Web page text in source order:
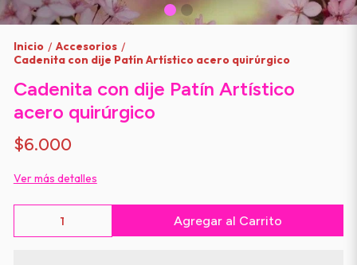
Inicio / Accesorios /
Cadenita con dije Patín Artístico acero quirúrgico
Cadenita con dije Patín Artístico
acero quirúrgico
$6.000
Ver más detalles
Agregar al Carrito